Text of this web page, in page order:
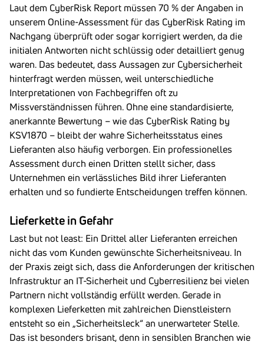
Laut dem CyberRisk Report müssen 70 % der Angaben in
unserem Online-Assessment für das CyberRisk Rating im
Nachgang überprüft oder sogar korrigiert werden, da die
initialen Antworten nicht schlüssig oder detailliert genug
waren. Das bedeutet, dass Aussagen zur Cybersicherheit
hinterfragt werden müssen, weil unterschiedliche
Interpretationen von Fachbegriffen oft zu
Missverständnissen führen. Ohne eine standardisierte,
anerkannte Bewertung – wie das CyberRisk Rating by
KSV1870 – bleibt der wahre Sicherheitsstatus eines
Lieferanten also häufig verborgen. Ein professionelles
Assessment durch einen Dritten stellt sicher, dass
Unternehmen ein verlässliches Bild ihrer Lieferanten
erhalten und so fundierte Entscheidungen treffen können.
Lieferkette in Gefahr
Last but not least: Ein Drittel aller Lieferanten erreichen
nicht das vom Kunden gewünschte Sicherheitsniveau. In
der Praxis zeigt sich, dass die Anforderungen der kritischen
Infrastruktur an IT-Sicherheit und Cyberresilienz bei vielen
Partnern nicht vollständig erfüllt werden. Gerade in
komplexen Lieferketten mit zahlreichen Dienstleistern
entsteht so ein „Sicherheitsleck“ an unerwarteter Stelle.
Das ist besonders brisant, denn in sensiblen Branchen wie